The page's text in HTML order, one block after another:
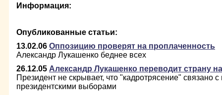
Информация:
Опубликованные статьи:
13.02.06 Оппозицию проверят на проплаченность
Александр Лукашенко беднее всех
26.12.05 Александр Лукашенко переводит страну
Президент не скрывает, что "кадротрясение" связано
президентскими выборами